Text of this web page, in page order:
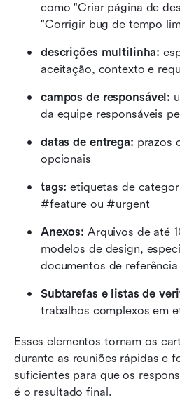
como "Criar página de
"Corrigir bug de tempo
descrições multilinha:
aceitação, contexto e
campos de responsável:
da equipe responsáveis
datas de entrega: prazos
opcionais
tags: etiquetas de
#feature ou #urgent
Anexos: Arquivos de até
modelos de design,
documentos de referência
Subtarefas e listas de
trabalhos complexos em
Esses elementos tornam os
durante as reuniões rápidas e
suficientes para que os
é o resultado final.